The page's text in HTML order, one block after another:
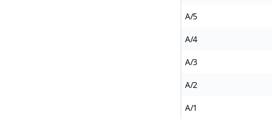
A/5
A/4
A/3
A/2
A/1